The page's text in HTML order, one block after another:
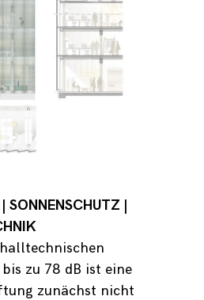
SONNENSCHUTZ |
zu 78 dB ist eine
zunächst nicht